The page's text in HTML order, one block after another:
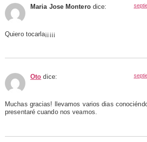
Maria Jose Montero dice:
Quiero tocarla¡¡¡¡¡
Oto dice:
Muchas gracias! llevamos varios dias
presentaré cuando nos veamos.